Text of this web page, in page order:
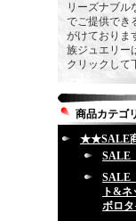
リーズナブル
でご提供でき
がけておりま
族ジュエリー
クリックして
商品カテゴ
★★SALE
SALE
SALE
ト&
ボロタ